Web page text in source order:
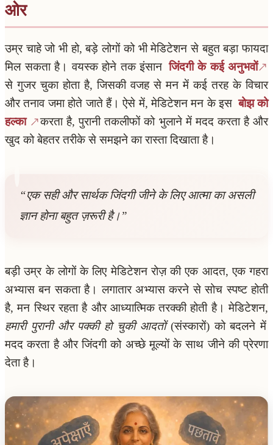
ओर
उम्र चाहे जो भी हो, बड़े लोगों को भी मेडिटेशन से बहुत बड़ा फायदा
मिल सकता है। वयस्क होने तक इंसान जिंदगी के कई अनुभवों
से गुजर चुका होता है, जिसकी वजह से मन में कई तरह के विचार
और तनाव जमा होते जाते हैं। ऐसे में, मेडिटेशन मन के इस बोझ को
हल्का
करता है, पुरानी तकलीफों को भुलाने में मदद करता है और
खुद को बेहतर तरीके से समझने का रास्ता दिखाता है।
“एक सही और सार्थक जिंदगी जीने के लिए आत्मा का असली
ज्ञान होना बहुत ज़रूरी है।”
बड़ी उम्र के लोगों के लिए मेडिटेशन रोज़ की एक आदत, एक गहरा
अभ्यास बन सकता है। लगातार अभ्यास करने से सोच स्पष्ट होती
है, मन स्थिर रहता है और आध्यात्मिक तरक्की होती है। मेडिटेशन,
हमारी पुरानी और पक्की हो चुकी आदतों(संस्कारों) को बदलने में
मदद करता है और जिंदगी को अच्छे मूल्यों के साथ जीने की प्रेरणा
देता है।